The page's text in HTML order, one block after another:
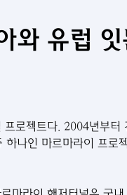
와 유럽
로젝트다. 2004년부터
나인 마르마라이 프로